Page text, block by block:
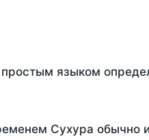
языком
Сухура обычно